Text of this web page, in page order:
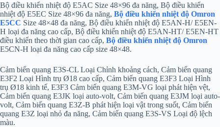
Bộ điều khiển nhiệt độ E5AC Size 48×96 đa năng, Bộ điều khiển
nhiệt độ E5EC Size 48×96 đa năng, Bộ điều khiển nhiệt độ Omron
E5CC Size 48×48 đa năng, Bộ điều khiển nhiệt độ E5AN-H/ E5EN-
H loại đa năng cao cấp, Bộ điều khiển nhiệt độ E5AN-HT/ E5EN-HT
điều khiển theo thời gian cao cấp, Bộ điều khiển nhiệt độ Omron
E5CN-H loại đa năng cao cấp size 48×48.
Cảm biến quang E3S-CL Loại Chỉnh khoảng cách, Cảm biến quang
E3F2 Loại Hình trụ Ø18 cao cấp, Cảm biến quang E3F3 Loại Hình
trụ Ø18 kinh tế, E3F3 Cảm biến quang E3M-VG loại phát hiện vệt,
Cảm biến quang E3JK loại auto-volt, Cảm biến quang E3JM loại auto-
volt, Cảm biến quang E3Z-B phát hiện loại vật trong suốt, Cảm biến
quang E3Z loại nhỏ đa năng, Cảm biến quang E3S-VS Loại độ lệch
màu.